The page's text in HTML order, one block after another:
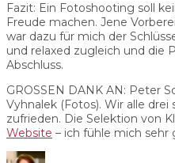
Fazit: Ein Fotoshooting soll
Freude machen. Jene
war dazu für mich der
und relaxed zugleich und die
Abschluss.
GROSSEN DANK AN: Peter
Vyhnalek (Fotos). Wir alle
zufrieden. Die Selektion von
Website – ich fühle mich sehr